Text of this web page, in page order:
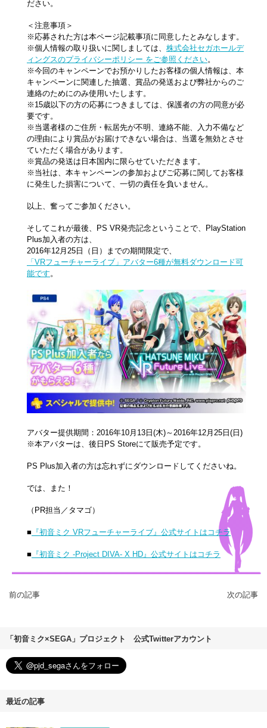
ださい。
＜注意事項＞
※応募された方は本ページ記載事項に同意したとみなします。
※個人情報の取り扱いに関しましては、 株式会社セガホールデ
ィングスのプライバシーポリシー をご参照ください。
※今回のキャンペーンでお預かりしたお客様の個人情報は、本
キャンペーンに関連した抽選、賞品の発送および弊社からのご
連絡のためにのみ使用いたします。
※15歳以下の方の応募につきましては、保護者の方の同意が必
要です。
※当選者様のご住所・転居先が不明、連絡不能、入力不備など
の理由により賞品がお届けできない場合は、当選を無効とさせ
ていただく場合があります。
※賞品の発送は日本国内に限らせていただきます。
※当社は、本キャンペーンの参加およびご応募に関してお客様
に発生した損害について、一切の責任を負いません。
以上、奮ってご参加ください。
そしてこれが最後、PS VR発売記念ということで、PlayStation
Plus加入者の方は、
2016年12月25日（日）までの期間限定で、
「VRフューチャーライブ」アバター6種が無料ダウンロード可
能です 。
アバター提供期間：2016年10月13日(木)～2016年12月25日(日)
※本アバターは、後日PS Storeにて販売予定です。
PS Plus加入者の方は忘れずにダウンロードしてくださいね。
では、また！
（PR担当／タマゴ）
■ 『初音ミク VRフューチャーライブ』公式サイトはコチラ
■ 『初音ミク -Project DIVA- X HD』公式サイトはコチラ
前の記事 次の記事
「初音ミク×SEGA」プロジェクト 公式Twitterアカウント
最近の記事